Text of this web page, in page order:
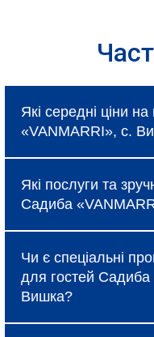
Які середні ціни
«VANMARRI», с.
коливаються і
номеру, сезону та
пропозицій, про
бронювання.
Які послуги та
Садиба
безкоштовний Wi-
сніданок (за
«VANMARRI», с.
зручності:
Чи є спеціальні
для гостей
Вишка?